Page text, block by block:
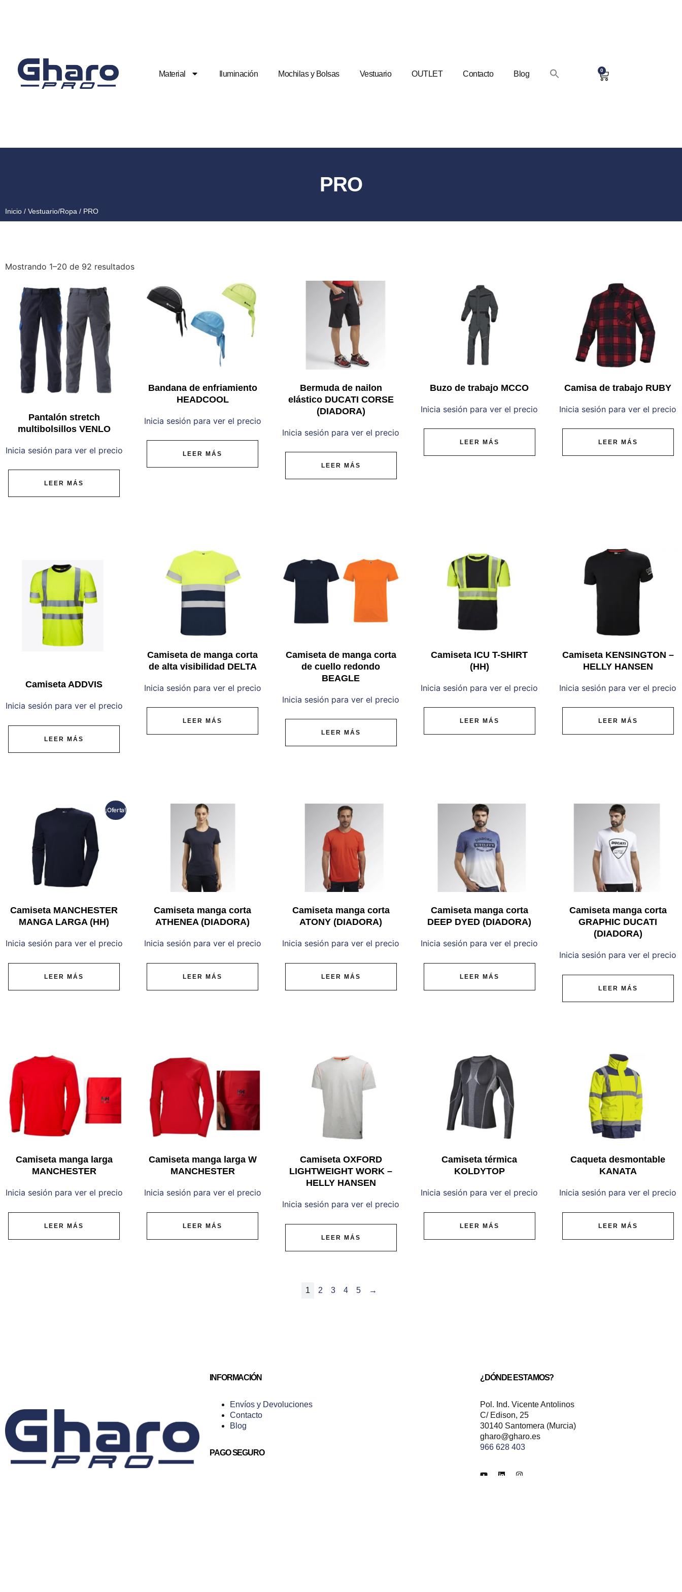
Material Iluminación Mochilas y Bolsas Vestuario OUTLET Contacto Blog 0
PRO
Inicio / Vestuario/Ropa / PRO
Mostrando 1–20 de 92 resultados
Pantalón stretch
multibolsillos VENLO
Inicia sesión para ver el precio
LEER MÁS
Bandana de enfriamiento
HEADCOOL
Inicia sesión para ver el precio
LEER MÁS
Bermuda de nailon
elástico DUCATI CORSE
(DIADORA)
Inicia sesión para ver el precio
LEER MÁS
Buzo de trabajo MCCO
Inicia sesión para ver el precio
LEER MÁS
Camisa de trabajo RUBY
Inicia sesión para ver el precio
LEER MÁS
Camiseta ADDVIS
Inicia sesión para ver el precio
LEER MÁS
Camiseta de manga corta
de alta visibilidad DELTA
Inicia sesión para ver el precio
LEER MÁS
Camiseta de manga corta
de cuello redondo
BEAGLE
Inicia sesión para ver el precio
LEER MÁS
Camiseta ICU T-SHIRT
(HH)
Inicia sesión para ver el precio
LEER MÁS
Camiseta KENSINGTON –
HELLY HANSEN
Inicia sesión para ver el precio
LEER MÁS
¡Oferta!
Camiseta MANCHESTER
MANGA LARGA (HH)
Inicia sesión para ver el precio
LEER MÁS
Camiseta manga corta
ATHENEA (DIADORA)
Inicia sesión para ver el precio
LEER MÁS
Camiseta manga corta
ATONY (DIADORA)
Inicia sesión para ver el precio
LEER MÁS
Camiseta manga corta
DEEP DYED (DIADORA)
Inicia sesión para ver el precio
LEER MÁS
Camiseta manga corta
GRAPHIC DUCATI
(DIADORA)
Inicia sesión para ver el precio
LEER MÁS
Camiseta manga larga
MANCHESTER
Inicia sesión para ver el precio
LEER MÁS
Camiseta manga larga W
MANCHESTER
Inicia sesión para ver el precio
LEER MÁS
Camiseta OXFORD
LIGHTWEIGHT WORK –
HELLY HANSEN
Inicia sesión para ver el precio
LEER MÁS
Camiseta térmica
KOLDYTOP
Inicia sesión para ver el precio
LEER MÁS
Caqueta desmontable
KANATA
Inicia sesión para ver el precio
LEER MÁS
1 2 3 4 5 →
INFORMACIÓN
Envíos y Devoluciones
Contacto
Blog
PAGO SEGURO
¿DÓNDE ESTAMOS?
Pol. Ind. Vicente Antolinos
C/ Edison, 25
30140 Santomera (Murcia)
gharo@gharo.es
966 628 403